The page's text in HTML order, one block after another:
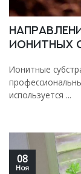
ионитных
Ионитные
используется ...
08
Ноя